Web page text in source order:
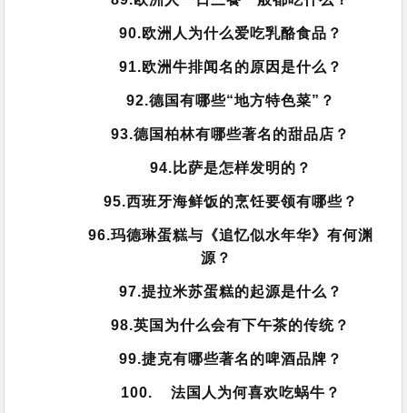
90.欧洲人为什么爱吃乳酪食品？
91.欧洲牛排闻名的原因是什么？
92.德国有哪些“地方特色菜”？
93.德国柏林有哪些著名的甜品店？
94.比萨是怎样发明的？
95.西班牙海鲜饭的烹饪要领有哪些？
96.玛德琳蛋糕与《追忆似水年华》有何渊
源？
97.提拉米苏蛋糕的起源是什么？
98.英国为什么会有下午茶的传统？
99.捷克有哪些著名的啤酒品牌？
100. 法国人为何喜欢吃蜗牛？